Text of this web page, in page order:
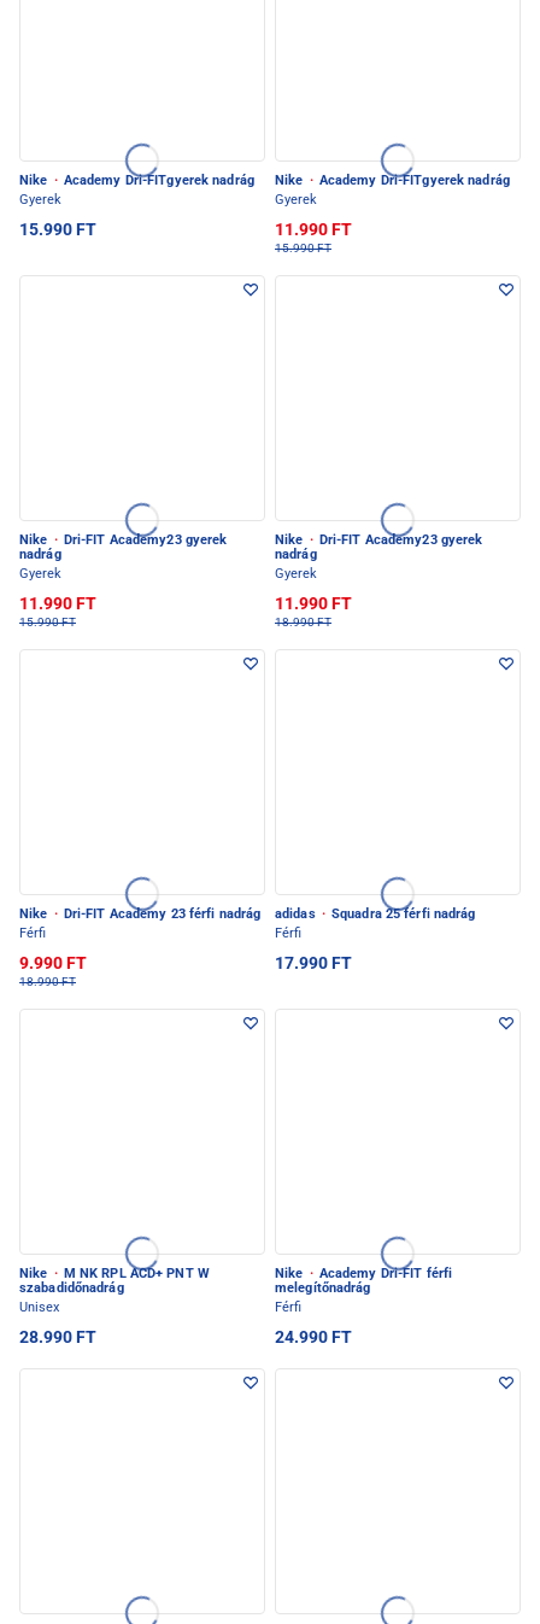
Nike · Academy Dri-FITgyerek nadrág
Gyerek
15.990 FT
Nike · Academy Dri-FITgyerek nadrág
Gyerek
11.990 FT
15.990 FT
Nike · Dri-FIT Academy23 gyerek
nadrág
Gyerek
11.990 FT
15.990 FT
Nike · Dri-FIT Academy23 gyerek
nadrág
Gyerek
11.990 FT
18.990 FT
Nike · Dri-FIT Academy 23 férfi nadrág
Férfi
9.990 FT
18.990 FT
adidas · Squadra 25 férfi nadrág
Férfi
17.990 FT
Nike · M NK RPL ACD+ PNT W
szabadidőnadrág
Unisex
28.990 FT
Nike · Academy Dri-FIT férfi
melegítőnadrág
Férfi
24.990 FT